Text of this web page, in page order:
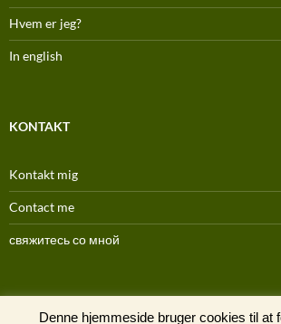
Hvem er jeg?
In english
KONTAKT
Kontakt mig
Contact me
свяжитесь со мной
Denne hjemmeside bruger cookies til at